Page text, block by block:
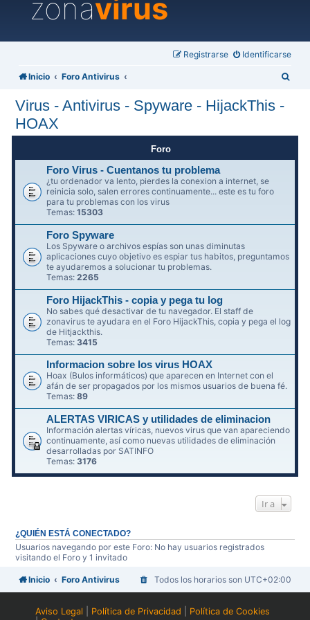
zonavirus
Identificarse
Registrarse
Inicio Foro Antivirus
Virus - Antivirus - Spyware - HijackThis -
HOAX
Foro
Foro Virus - Cuentanos tu problema
¿tu ordenador va lento, pierdes la conexion a internet, se
reinicia solo, salen errores continuamente... este es tu foro
para tu problemas con los virus
Temas:15303
Foro Spyware
Los Spyware o archivos espías son unas diminutas
aplicaciones cuyo objetivo es espiar tus habitos, preguntamos
te ayudaremos a solucionar tu problemas.
Temas:2265
Foro HijackThis - copia y pega tu log
No sabes qué desactivar de tu navegador. El staff de
zonavirus te ayudara en el Foro HijackThis, copia y pega el log
de Hitjackthis.
Temas: 3415
Informacion sobre los virus HOAX
Hoax (Bulos informáticos) que aparecen en Internet con el
afán de ser propagados por los mismos usuarios de buena fé.
Temas:89
ALERTAS VIRICAS y utilidades de eliminacion
Información alertas víricas, nuevos virus que van apareciendo
continuamente, así como nuevas utilidades de eliminación
desarrolladas por SATINFO
Temas:3176
Ir a
¿QUIÉN ESTÁ CONECTADO?
Usuarios navegando por este Foro: No hay usuarios registrados
visitando el Foro y 1 invitado
Inicio Foro Antivirus Todos los horarios son UTC+02:00
Aviso Legal Política de Privacidad
Política de Cookies